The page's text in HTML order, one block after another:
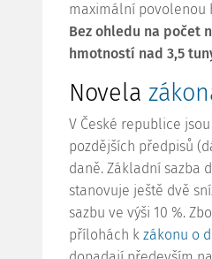
maximální povolenou
Bez ohledu na počet
hmotností nad 3,5
Novela
V České republice
pozdějších předpisů
daně. Základní sazba
stanovuje ještě dvě
sazbu ve výši 10 %.
přílohách k zákonu o